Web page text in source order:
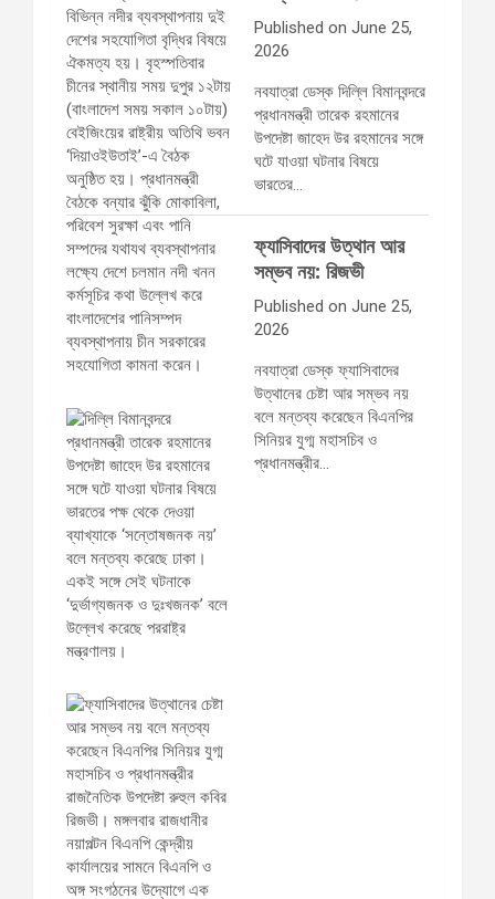
Published on June 25,
2026
নবযাত্রা ডেস্ক দিল্লি বিমানবন্দরে
প্রধানমন্ত্রী তারেক রহমানের
উপদেষ্টা জাহেদ উর রহমানের সঙ্গে
ঘটে যাওয়া ঘটনার বিষয়ে
ভারতের…
ফ্যাসিবাদের উত্থান আর
সম্ভব নয়: রিজভী
Published on June 25,
2026
নবযাত্রা ডেস্ক ফ্যাসিবাদের
উত্থানের চেষ্টা আর সম্ভব নয়
বলে মন্তব্য করেছেন বিএনপির
সিনিয়র যুগ্ম মহাসচিব ও
প্রধানমন্ত্রীর…